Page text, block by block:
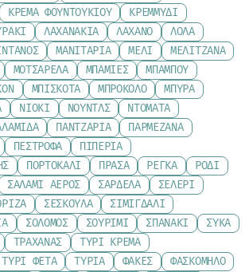
ΚΡΈΜΑ ΦΟΥΝΤΟΥΚΙΟΎ
ΚΡΕΜΜΎΔΙ
ΛΑΧΑΝΆΚΙΑ ΛΆΧΑΝΟ
ΛΌΛΑ
ΜΑΝΙΤΆΡΙΑ ΜΈΛΙ
ΜΕΛΙΤΖΆΝΑ
ΜΟΤΣΑΡΈΛΑ ΜΠΆΜΙΕΣ
ΜΠΑΜΠΟΎ
ΜΠΙΣΚΌΤΑ ΜΠΡΌΚΟΛΟ
ΜΠΎΡΑ
ΝΙΌΚΙ ΝΟΎΝΤΛΣ
ΝΤΟΜΆΤΑ
ΠΑΝΤΖΆΡΙΑ
ΠΑΡΜΕΖΆΝΑ
ΠΈΣΤΡΟΦΑ
ΠΙΠΕΡΙΆ
ΠΟΡΤΟΚΆΛΙ ΠΡΆΣΑ ΡΈΓΚΑ
ΡΌΔΙ
ΣΑΛΆΜΙ ΑΈΡΟΣ ΣΑΡΔΈΛΑ
ΣΈΛΕΡΙ
ΣΈΣΚΟΥΛΑ
ΣΙΜΙΓΔΆΛΙ
ΣΟΛΟΜΌΣ ΣΟΥΡΊΜΙ ΣΠΑΝΆΚΙ
ΣΎΚΑ
ΤΡΑΧΑΝΆΣ
ΤΥΡΊ ΚΡΈΜΑ
ΤΥΡΊ ΦΈΤΑ ΤΥΡΙΆ ΦΑΚΈΣ
ΦΑΣΚΌΜΗΛΟ